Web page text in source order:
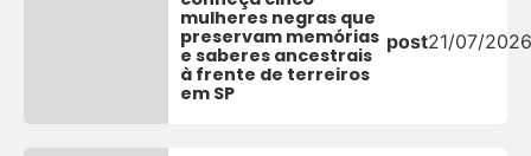
mulheres negras que
preservam memórias
e saberes ancestrais
à frente de terreiros
em SP
post21/07/2026